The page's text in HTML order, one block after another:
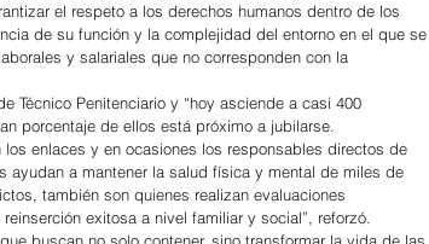
el respeto a los derechos humanos dentro de los
de su función y la complejidad del entorno en el que se
y salariales que no corresponden con la
Técnico Penitenciario y “hoy asciende a casi 400
porcentaje de ellos está próximo a jubilarse.
enlaces y en ocasiones los responsables directos de
ayudan a mantener la salud física y mental de miles de
también son quienes realizan evaluaciones
exitosa a nivel familiar y social”, reforzó.